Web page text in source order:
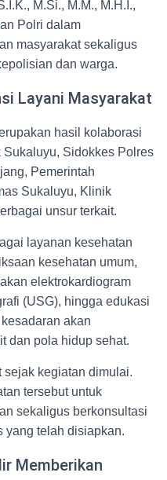
M.Si., M.M., M.H.I.,
Polri dalam
masyarakat sekaligus
dan warga.
Layani Masyarakat
hasil kolaborasi
Sidokkes Polres
Pemerintah
Sukaluyu, Klinik
unsur terkait.
layanan kesehatan
kesehatan umum,
elektrokardiogram
(USG), hingga edukasi
akan
dan pola hidup sehat.
sejak kegiatan dimulai.
tersebut untuk
sekaligus berkonsultasi
yang telah disiapkan.
Memberikan